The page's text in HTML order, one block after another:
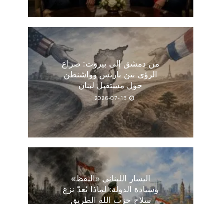
من دمشق إلى بيروت: صراع
الرؤى بين باريس وواشنطن
حول مستقبل لبنان
2026-07-13
اليسار اللبناني «اليقظ»
وسيادة الدولة: لماذا يُعدّ نزع
سلاح حزب الله الطريق